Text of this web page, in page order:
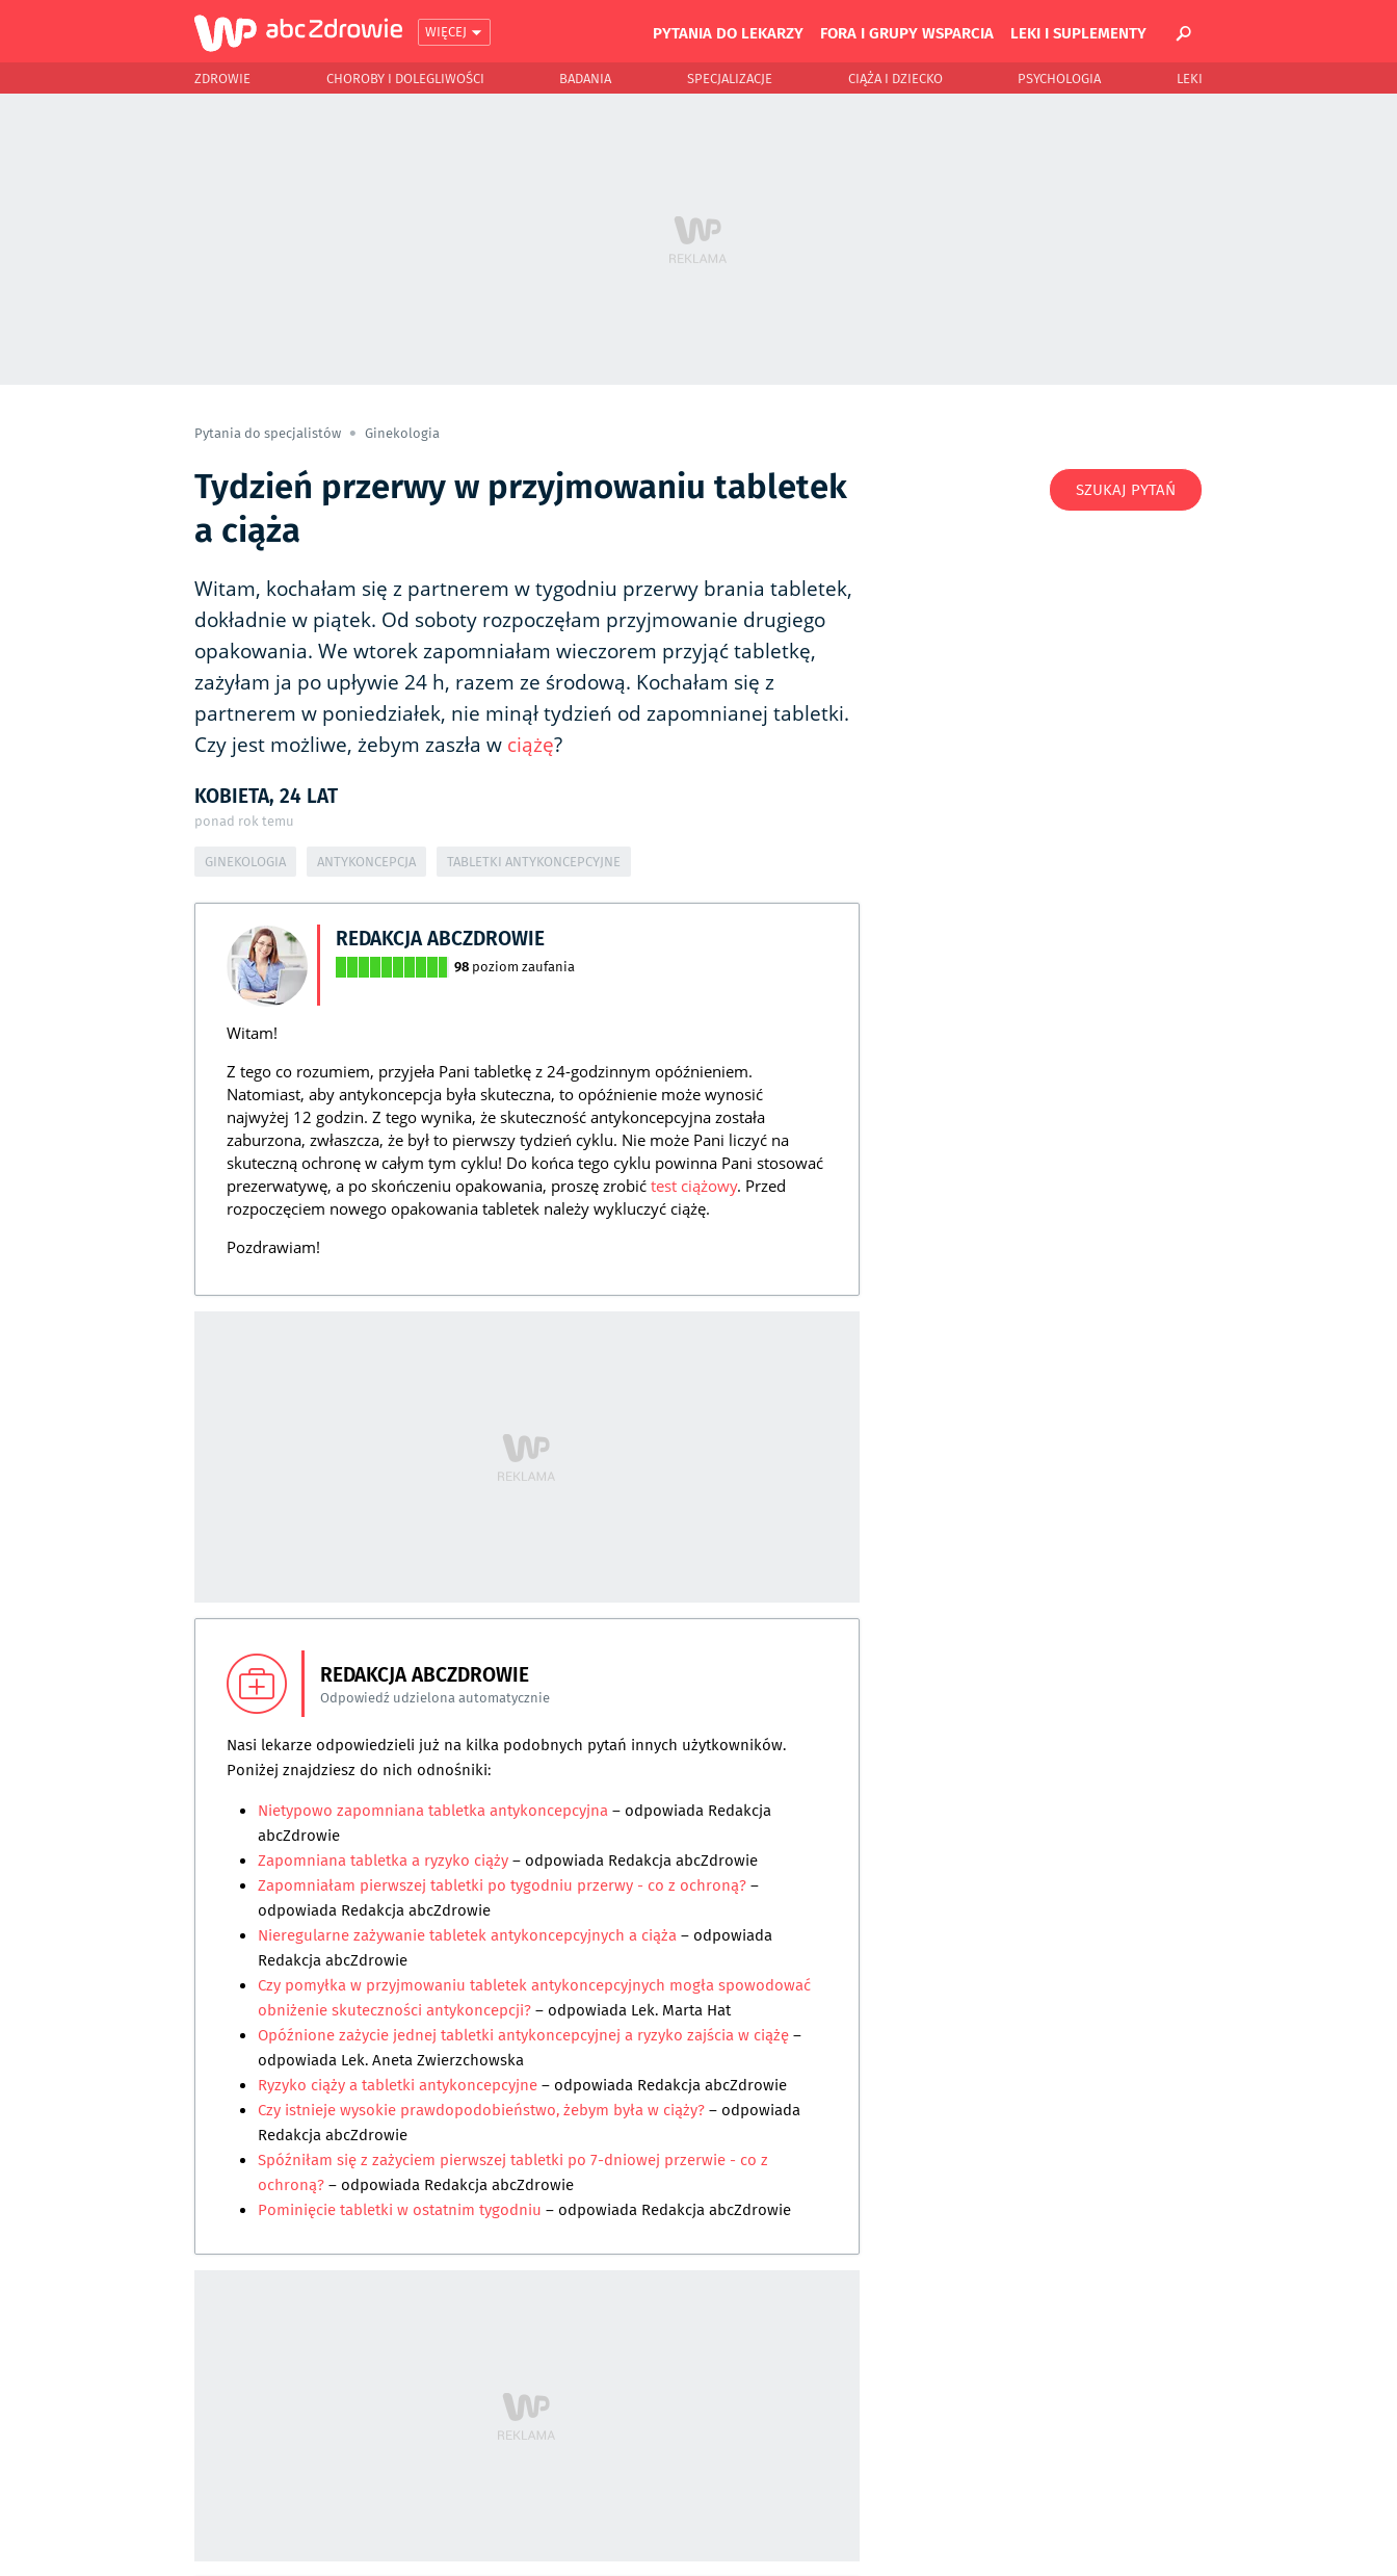
WIĘCEJ PYTANIA DO LEKARZY FORA I GRUPY WSPARCIA LEKI I SUPLEMENTY
ZDROWIE CHOROBY I DOLEGLIWOŚCI BADANIA SPECJALIZACJE CIĄŻA I DZIECKO PSYCHOLOGIA LEKI
Pytania do specjalistów Ginekologia
Tydzień przerwy w przyjmowaniu tabletek
a ciąża
Witam, kochałam się z partnerem w tygodniu przerwy brania tabletek,
dokładnie w piątek. Od soboty rozpoczęłam przyjmowanie drugiego
opakowania. We wtorek zapomniałam wieczorem przyjąć tabletkę,
zażyłam ja po upływie 24 h, razem ze środową. Kochałam się z
partnerem w poniedziałek, nie minął tydzień od zapomnianej tabletki.
Czy jest możliwe, żebym zaszła w ciążę?
KOBIETA, 24 LAT
ponad rok temu
GINEKOLOGIA ANTYKONCEPCJA TABLETKI ANTYKONCEPCYJNE
REDAKCJA ABCZDROWIE
98 poziom zaufania
Witam!
Z tego co rozumiem, przyjeła Pani tabletkę z 24-godzinnym opóźnieniem.
Natomiast, aby antykoncepcja była skuteczna, to opóźnienie może wynosić
najwyżej 12 godzin. Z tego wynika, że skuteczność antykoncepcyjna została
zaburzona, zwłaszcza, że był to pierwszy tydzień cyklu. Nie może Pani liczyć na
skuteczną ochronę w całym tym cyklu! Do końca tego cyklu powinna Pani stosować
prezerwatywę, a po skończeniu opakowania, proszę zrobić test ciążowy. Przed
rozpoczęciem nowego opakowania tabletek należy wykluczyć ciążę.
Pozdrawiam!
REDAKCJA ABCZDROWIE
Odpowiedź udzielona automatycznie
Nasi lekarze odpowiedzieli już na kilka podobnych pytań innych użytkowników.
Poniżej znajdziesz do nich odnośniki:
Nietypowo zapomniana tabletka antykoncepcyjna– odpowiada Redakcja
abcZdrowie
Zapomniana tabletka a ryzyko ciąży– odpowiada Redakcja abcZdrowie
Zapomniałam pierwszej tabletki po tygodniu przerwy - co z ochroną?–
odpowiada Redakcja abcZdrowie
Nieregularne zażywanie tabletek antykoncepcyjnych a ciąża– odpowiada
Redakcja abcZdrowie
Czy pomyłka w przyjmowaniu tabletek antykoncepcyjnych mogła spowodować
obniżenie skuteczności antykoncepcji?– odpowiada Lek. Marta Hat
Opóźnione zażycie jednej tabletki antykoncepcyjnej a ryzyko zajścia w ciążę–
odpowiada Lek. Aneta Zwierzchowska
Ryzyko ciąży a tabletki antykoncepcyjne– odpowiada Redakcja abcZdrowie
Czy istnieje wysokie prawdopodobieństwo, żebym była w ciąży?– odpowiada
Redakcja abcZdrowie
Spóźniłam się z zażyciem pierwszej tabletki po 7-dniowej przerwie - co z
ochroną?– odpowiada Redakcja abcZdrowie
Pominięcie tabletki w ostatnim tygodniu – odpowiada Redakcja abcZdrowie
SZUKAJ PYTAŃ